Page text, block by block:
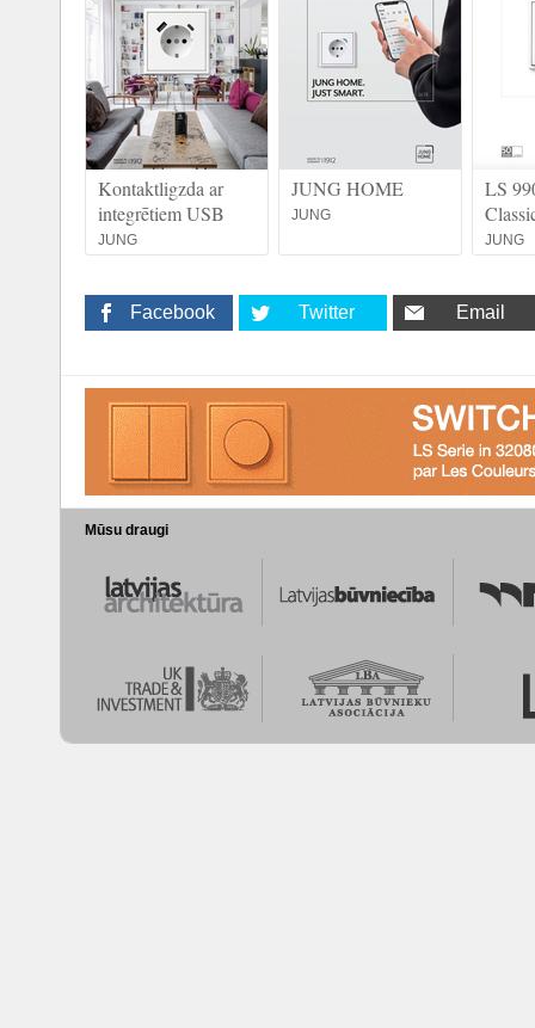
Kontaktligzda ar
integrētiem USB
JUNG
JUNG HOME
JUNG
LS
JUNG
Facebook Twitter Email
Mūsu draugi